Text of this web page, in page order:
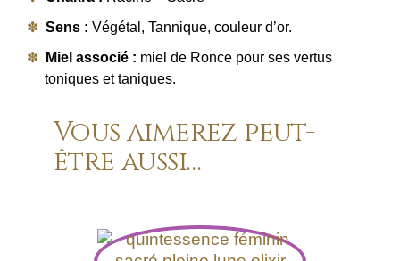
Sens : Végétal, Tannique, couleur d’or.
Miel associé : miel de Ronce pour ses vertus
toniques et taniques.
Vous aimerez peut-
être aussi…